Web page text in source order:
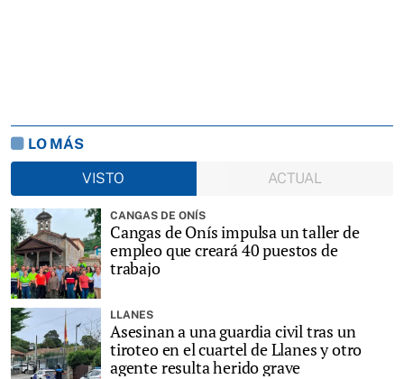
LO MÁS
VISTO
ACTUAL
CANGAS DE ONÍS
Cangas de Onís impulsa un taller de
empleo que creará 40 puestos de
trabajo
LLANES
Asesinan a una guardia civil tras un
tiroteo en el cuartel de Llanes y otro
agente resulta herido grave